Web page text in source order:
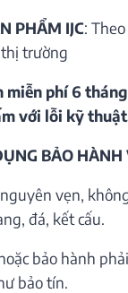
PHẨM IJC:
trường
miễn phí 6
với lỗi kỹ
BẢO
vẹn,
đá, kết cấu.
bảo hành
bảo tín.